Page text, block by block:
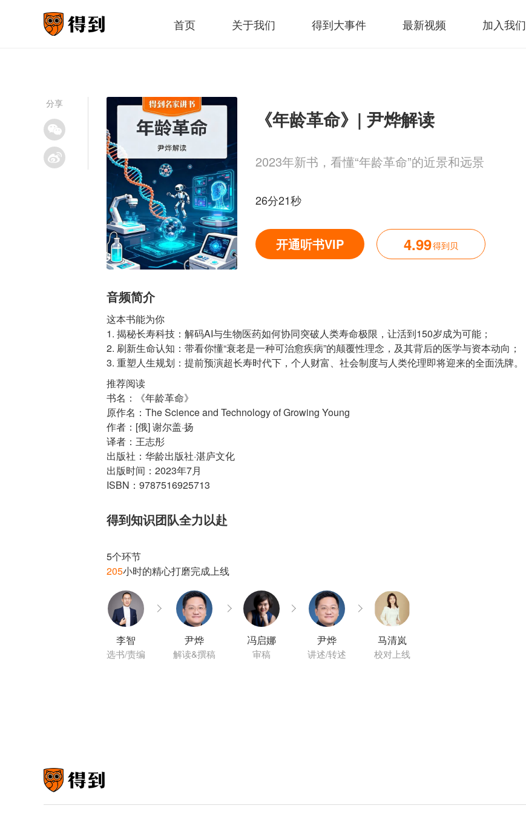
首页 关于我们 得到大事件 最新视频 加入我们
分享
《年龄革命》| 尹烨解读
2023年新书，看懂“年龄革命”的近景和远景
26分21秒
开通听书VIP 4.99得到贝
音频简介
这本书能为你
1. 揭秘长寿科技：解码AI与生物医药如何协同突破人类寿命极限，让活到150岁成为可能；
2. 刷新生命认知：带看你懂“衰老是一种可治愈疾病”的颠覆性理念，及其背后的医学与资本动向；
3. 重塑人生规划：提前预演超长寿时代下，个人财富、社会制度与人类伦理即将迎来的全面洗牌。
推荐阅读
书名：《年龄革命》
原作名：The Science and Technology of Growing Young
作者：[俄] 谢尔盖·扬
译者：王志彤
出版社：华龄出版社·湛庐文化
出版时间：2023年7月
ISBN：9787516925713
得到知识团队全力以赴
5个环节
205
小时的精心打磨完成上线
李智
选书/责编
尹烨
解读&撰稿
冯启娜
审稿
尹烨
讲述/转述
马清岚
校对上线